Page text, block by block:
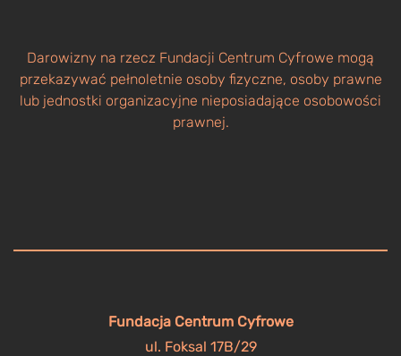
Darowizny na rzecz Fundacji Centrum Cyfrowe mogą
przekazywać pełnoletnie osoby fizyczne, osoby prawne
lub jednostki organizacyjne nieposiadające osobowości
prawnej.
Fundacja Centrum Cyfrowe
ul. Foksal 17B/29